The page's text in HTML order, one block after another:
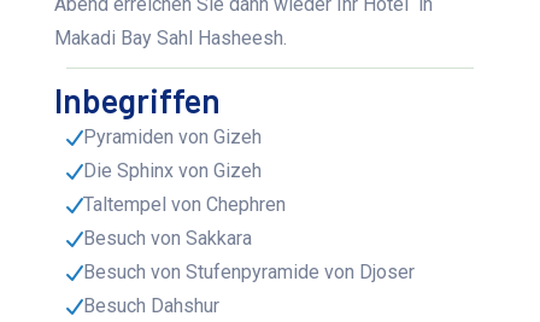
Makadi Bay Sahl Hasheesh.
Inbegriffen
Pyramiden von Gizeh
Die Sphinx von Gizeh
Taltempel von Chephren
Besuch von Sakkara
Besuch von Stufenpyramide von Djoser
Besuch Dahshur